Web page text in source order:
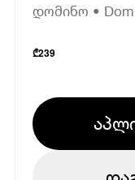
დომინო •
₾239